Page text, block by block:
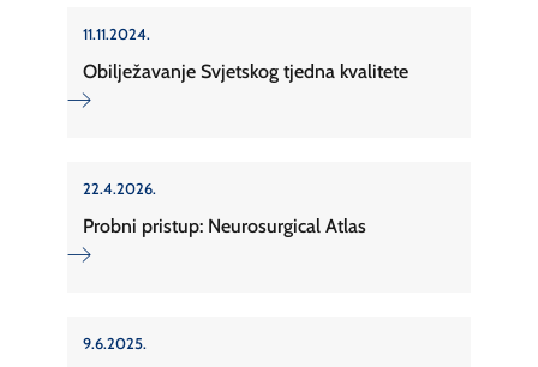
11.11.2024.
Obilježavanje Svjetskog tjedna kvalitete
22.4.2026.
Probni pristup: Neurosurgical Atlas
9.6.2025.